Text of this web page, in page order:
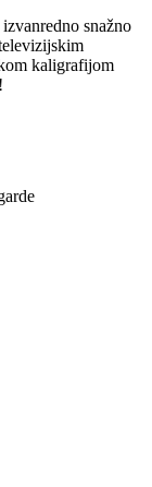
snažno
kaligrafijom